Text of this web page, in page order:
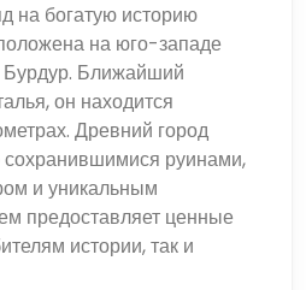
на богатую историю
на юго-западе
Бурдур. Ближайший
он находится
Древний город
руинами,
и уникальным
предоставляет ценные
истории, так и